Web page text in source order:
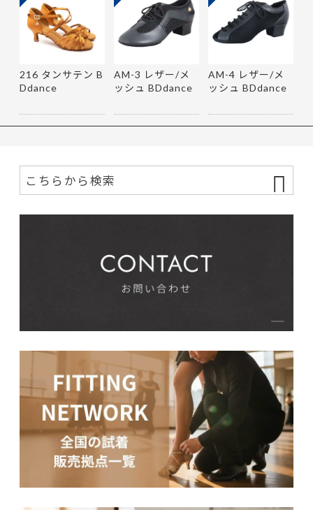
216 タンサテン B
Ddance
AM-3 レザー/メ
ッシュ BDdance
AM-4 レザー/メ
ッシュ BDdance